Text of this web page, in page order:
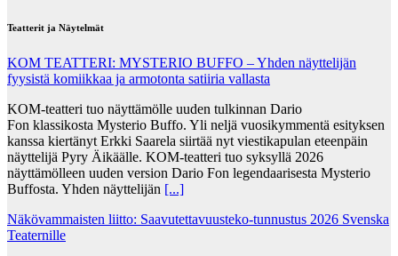
Teatterit ja Näytelmät
KOM TEATTERI: MYSTERIO BUFFO – Yhden näyttelijän
fyysistä komiikkaa ja armotonta satiiria vallasta
KOM-teatteri tuo näyttämölle uuden tulkinnan Dario
Fon klassikosta Mysterio Buffo. Yli neljä vuosikymmentä esityksen
kanssa kiertänyt Erkki Saarela siirtää nyt viestikapulan eteenpäin
näyttelijä Pyry Äikäälle. KOM-teatteri tuo syksyllä 2026
näyttämölleen uuden version Dario Fon legendaarisesta Mysterio
Buffosta. Yhden näyttelijän [...]
Näkövammaisten liitto: Saavutettavuusteko-tunnustus 2026 Svenska
Teaternille